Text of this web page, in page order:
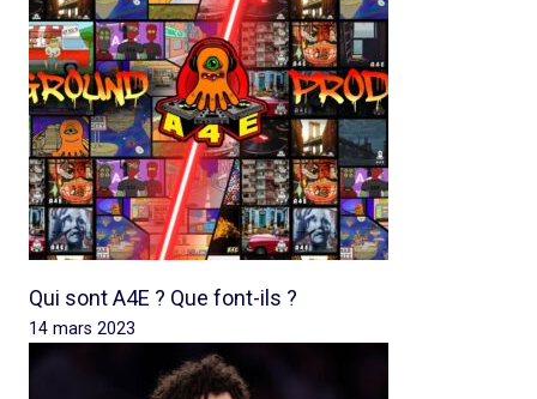
Qui sont A4E ? Que font-ils ?
14 mars 2023